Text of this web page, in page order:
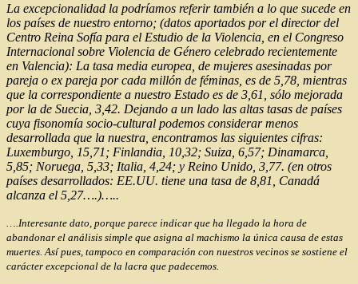
La excepcionalidad la podríamos referir también a lo que sucede en
los países de nuestro entorno; (datos aportados por el director del
Centro Reina Sofía para el Estudio de la Violencia, en el Congreso
Internacional sobre Violencia de Género celebrado recientemente
en Valencia): La tasa media europea, de mujeres asesinadas por
pareja o ex pareja por cada millón de féminas, es de 5,78, mientras
que la correspondiente a nuestro Estado es de 3,61, sólo mejorada
por la de Suecia, 3,42. Dejando a un lado las altas tasas de países
cuya fisonomía socio-cultural podemos considerar menos
desarrollada que la nuestra, encontramos las siguientes cifras:
Luxemburgo, 15,71; Finlandia, 10,32; Suiza, 6,57; Dinamarca,
5,85; Noruega, 5,33; Italia, 4,24; y Reino Unido, 3,77. (en otros
países desarrollados: EE.UU. tiene una tasa de 8,81, Canadá
alcanza el 5,27….)…..
….Interesante dato, porque parece indicar que ha llegado la hora de
abandonar el análisis simple que asigna al machismo la única causa de estas
muertes. Así pues, tampoco en comparación con nuestros vecinos se sostiene el
carácter excepcional de la lacra que padecemos.